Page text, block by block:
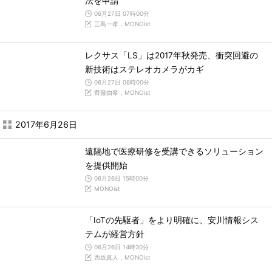
06月27日 07時00分
三島一孝，MONOist
レクサス「LS」は2017年秋発売、衝突回避の
新技術はステレオカメラがカギ
06月27日 06時00分
齊藤由希，MONOist
2017年6月26日
遠隔地で医療研修を受講できるソリューション
を提供開始
06月26日 15時00分
MONOist
「IoTの先駆者」をより明確に、安川情報シス
テムが経営方針
06月26日 14時30分
西坂真人，MONOist